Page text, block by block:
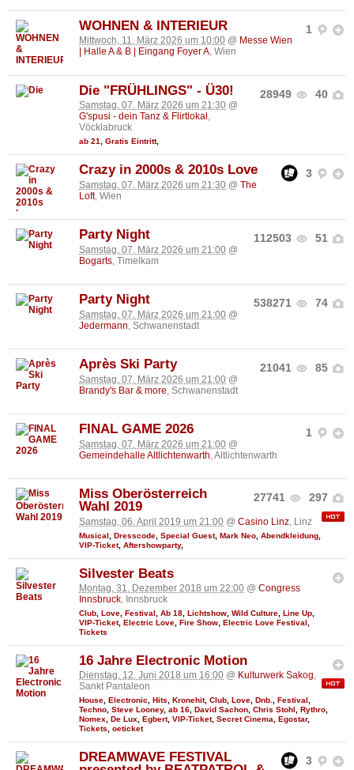
1
WOHNEN & INTERIEUR
Mittwoch, 11. März 2026 um 10:00 @ Messe Wien
| Halle A & B | Eingang Foyer A, Wien
28949 40
Die "FRÜHLINGS" - Ü30!
Samstag, 07. März 2026 um 21:30 @
G'spusi - dein Tanz & Flirtlokal ,
Vöcklabruck
ab 21, Gratis Eintritt,
3
Crazy in 2000s & 2010s Love
Samstag, 07. März 2026 um 21:30 @ The
Loft, Wien
112503 51
Party Night
Samstag, 07. März 2026 um 21:00 @
Bogarts , Timelkam
538271 74
Party Night
Samstag, 07. März 2026 um 21:00 @
Jedermann , Schwanenstadt
21041 85
Après Ski Party
Samstag, 07. März 2026 um 21:00 @
Brandy's Bar & more , Schwanenstadt
1
FINAL GAME 2026
Samstag, 07. März 2026 um 21:00 @
Gemeindehalle Altlichtenwarth , Altlichtenwarth
27741 297
Miss Oberösterreich
Wahl 2019
Samstag, 06. April 2019 um 21:00 @ Casino Linz , Linz
Musical Dresscode Special Guest, Mark Neo Abendkleidung
VIP-Ticket, Aftershowparty,
Silvester Beats
Montag, 31. Dezember 2018 um 22:00 @ Congress
Innsbruck, Innsbruck
Club Love Festival Ab 18 Lichtshow Wild Culture Line Up
VIP-Ticket, Electric Love Fire Show Electric Love Festival
Tickets
16 Jahre Electronic Motion
Dienstag, 12. Juni 2018 um 16:00 @ Kulturwerk Sakog,
Sankt Pantaleon
House, Electronic, Hits, Kronehit, Club, Love, Dnb., Festival ,
Techno, Steve Looney, ab 16, David Sachon, Chris Stohl , Rythro,
Nomex, De Lux, Egbert, VIP-Ticket, Secret Cinema, Egostar,
Tickets, oeticket
3
DREAMWAVE FESTIVAL